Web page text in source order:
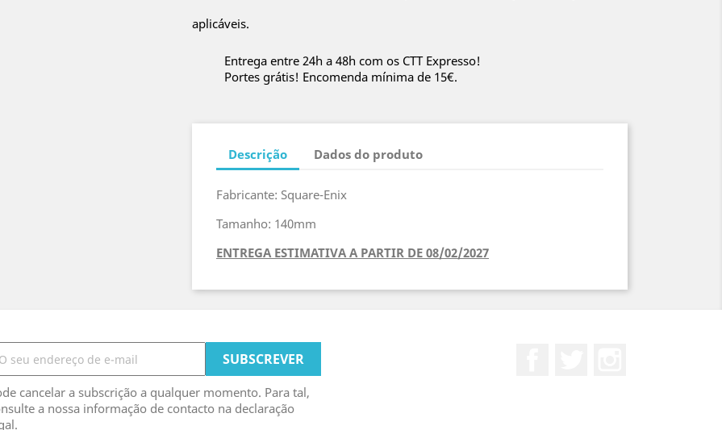
aplicáveis.
Entrega entre 24h a 48h com os CTT Expresso!
Portes grátis! Encomenda mínima de 15€.
Descrição Dados do produto
Fabricante: Square-Enix
Tamanho: 140mm
ENTREGA ESTIMATIVA A PARTIR DE 08/02/2027
cancelar a subscrição a qualquer momento. Para tal,
a nossa informação de contacto na declaração